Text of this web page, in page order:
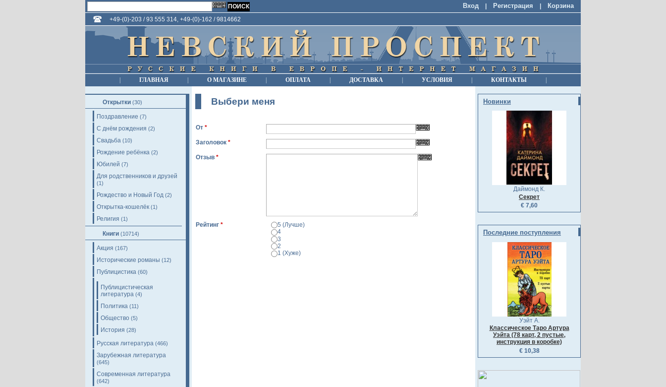
Вход Регистрация Корзина
+49-(0)-203 / 93 555 314, +49-(0)-162 / 9814662
ГЛАВНАЯ О МАГАЗИНЕ ОПЛАТА ДОСТАВКА УСЛОВИЯ КОНТАКТЫ
Открытки (30)
Поздравление (7)
С днём рождения (2)
Свадьба (10)
Рождение ребёнка (2)
Юбилей (7)
Для родственников и друзей
(1)
Рождество и Новый Год (2)
Открытка-кошелёк (1)
Религия (1)
Книги (10714)
Акция (167)
Исторические романы (12)
Публицистика (60)
Публицистическая
литература (4)
Политика (11)
Общество (5)
История (28)
Русская литература (466)
Зарубежная литература
(645)
Современная литература
(642)
Выбери меня
От *
Заголовок *
Отзыв *
Рейтинг *
5 (Лучше)
4
3
2
1 (Хуже)
Новинки
Даймонд К.
Секрет
€ 7,60
Последние поступления
Уэйт А.
Классическое Таро Артура
Уэйта (78 карт, 2 пустые,
инструкция в коробке)
€ 10,38